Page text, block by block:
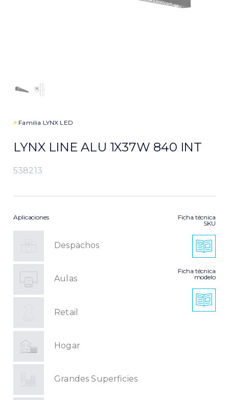
> Familia LYNX LED
LYNX LINE ALU 1X37W 840 INT
538213
Aplicaciones
Despachos
Aulas
Retail
Hogar
Grandes Superficies
Ficha técnica
SKU
Ficha técnica
modelo